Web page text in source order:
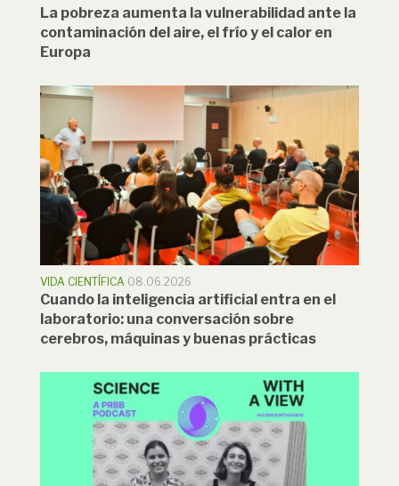
La pobreza aumenta la vulnerabilidad ante la
contaminación del aire, el frío y el calor en
Europa
VIDA CIENTÍFICA 08.06.2026
Cuando la inteligencia artificial entra en el
laboratorio: una conversación sobre
cerebros, máquinas y buenas prácticas